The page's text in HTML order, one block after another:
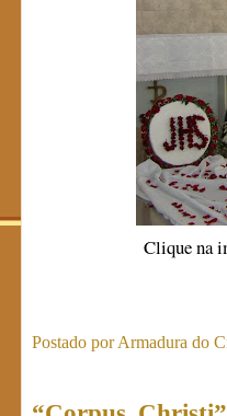
Clique na
Postado porArmadura do